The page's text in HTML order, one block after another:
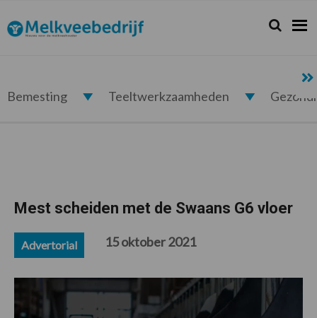
de
hoofdnavigatie
de
hoofd
de
eerste
de
voettekst
Melkveebedrijf.nl Zoeken...
Zoek
Bemesting Teeltwerkzaamheden
Mest scheiden met de Swaans G6 vloer
Advertorial 15 oktober 2021